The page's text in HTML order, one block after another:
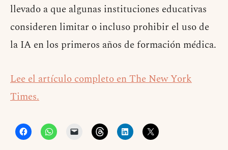
llevado a que algunas instituciones educativas
consideren limitar o incluso prohibir el uso de
la IA en los primeros años de formación médica.
Lee el artículo completo en The New York
Times.